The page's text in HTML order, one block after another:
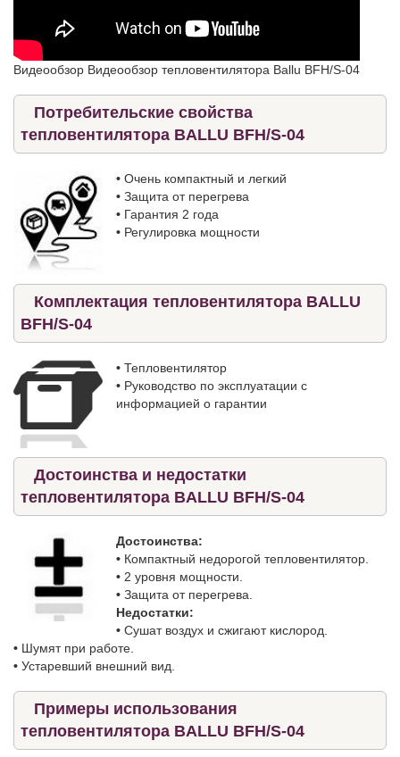
Видеообзор Видеообзор тепловентилятора Ballu BFH/S-04
Потребительские свойства
тепловентилятора BALLU BFH/S-04
• Очень компактный и легкий
• Защита от перегрева
• Гарантия 2 года
• Регулировка мощности
Комплектация тепловентилятора BALLU
BFH/S-04
• Тепловентилятор
• Руководство по эксплуатации с
информацией о гарантии
Достоинства и недостатки
тепловентилятора BALLU BFH/S-04
Достоинства:
• Компактный недорогой тепловентилятор.
• 2 уровня мощности.
• Защита от перегрева.
Недостатки:
• Сушат воздух и сжигают кислород.
• Шумят при работе.
• Устаревший внешний вид.
Примеры использования
тепловентилятора BALLU BFH/S-04